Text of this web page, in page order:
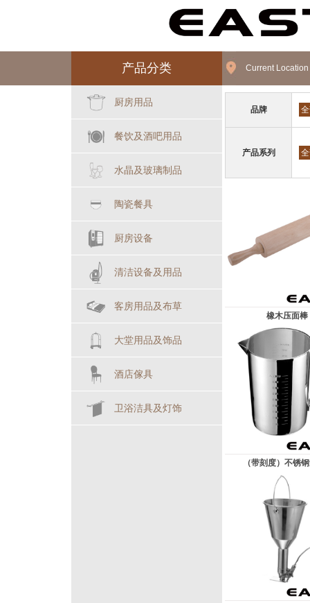
产品分类
厨房用品
餐饮及酒吧用品
水晶及玻璃制品
陶瓷餐具
厨房设备
清洁设备及用品
客房用品及布草
大堂用品及饰品
酒店傢具
卫浴洁具及灯饰
Current Location
品牌
产品系列
橡木压面棒
（带刻度）不锈